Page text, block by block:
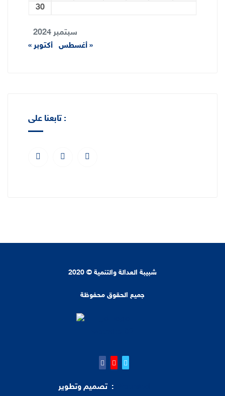
سبتمبر 2024
30
« أغسطس أكتوبر »
تابعنا على :
شبيبة العدالة والتنمية © 2020
جميع الحقوق محفوظة
تصميم وتطوير :